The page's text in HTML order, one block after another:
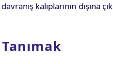
kalıplarının